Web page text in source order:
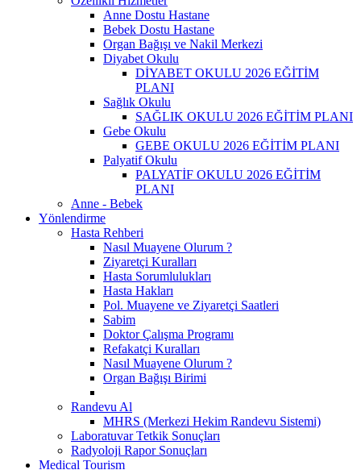
Anne Dostu Hastane
Bebek Dostu Hastane
Organ Bağışı ve Nakil Merkezi
Diyabet Okulu
DİYABET OKULU 2026 EĞİTİM
PLANI
Sağlık Okulu
SAĞLIK OKULU 2026 EĞİTİM PLANI
Gebe Okulu
GEBE OKULU 2026 EĞİTİM PLANI
Palyatif Okulu
PALYATİF OKULU 2026 EĞİTİM
PLANI
Anne - Bebek
Yönlendirme
Hasta Rehberi
Nasıl Muayene Olurum ?
Ziyaretçi Kuralları
Hasta Sorumlulukları
Hasta Hakları
Pol. Muayene ve Ziyaretçi Saatleri
Sabim
Doktor Çalışma Programı
Refakatçi Kuralları
Nasıl Muayene Olurum ?
Organ Bağışı Birimi
Randevu Al
MHRS (Merkezi Hekim Randevu Sistemi)
Laboratuvar Tetkik Sonuçları
Radyoloji Rapor Sonuçları
Medical Tourism